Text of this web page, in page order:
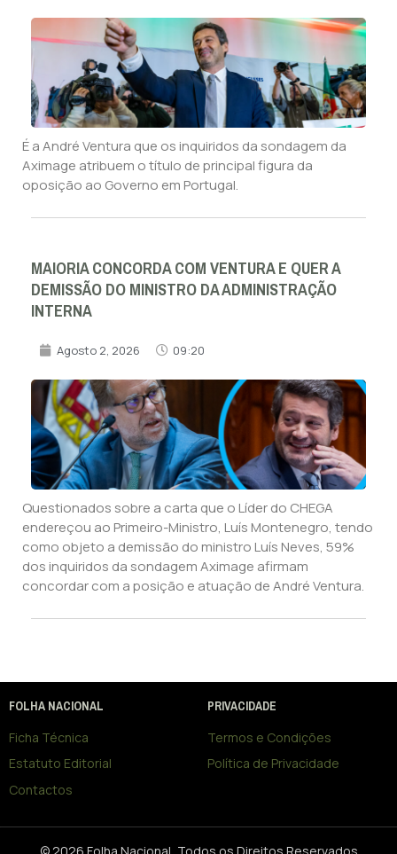
É a André Ventura que os inquiridos da sondagem da
Aximage atribuem o título de principal figura da
oposição ao Governo em Portugal.
MAIORIA CONCORDA COM VENTURA E QUER A
DEMISSÃO DO MINISTRO DA ADMINISTRAÇÃO
INTERNA
Agosto 2, 2026 09:20
Questionados sobre a carta que o Líder do CHEGA
endereçou ao Primeiro-Ministro, Luís Montenegro, tendo
como objeto a demissão do ministro Luís Neves, 59%
dos inquiridos da sondagem Aximage afirmam
concordar com a posição e atuação de André Ventura.
FOLHA NACIONAL
Ficha Técnica
Estatuto Editorial
Contactos
PRIVACIDADE
Termos e Condições
Política de Privacidade